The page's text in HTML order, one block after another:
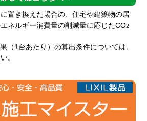
置き換えた場合の、住宅や建築物の居
ネルギー消費量の削減量に応じたCO2
（1台あたり）の算出条件については、
。